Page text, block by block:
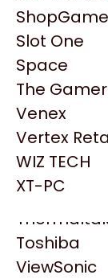
Razer
Redragon
Samsung
Sandisk
Sapphire
Seagate
Sentey
Solarmax
Toshiba
ViewSonic
Slot One
Space
The
Venex
Vertex
WIZ TECH
XT-PC
MAX TECNO
CASETE
$2.554